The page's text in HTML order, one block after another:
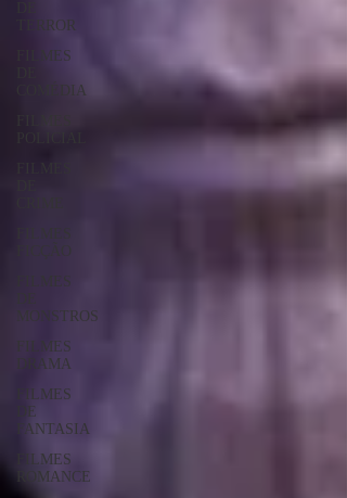
TERROR
FILMES
COMÉDIA
FICÇÃO
FILMES
MONSTROS
FILMES
DRAMA
FILMES
DE
FANTASIA
FILMES
ROMANCE